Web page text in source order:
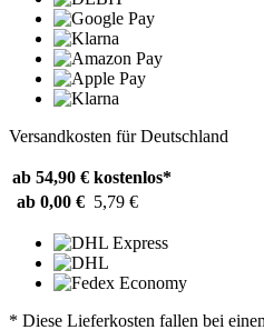
Versandkosten für Deutschland
ab 54,90 € kostenlos*
ab 0,00 € 5,79 €
* Diese Lieferkosten fallen bei